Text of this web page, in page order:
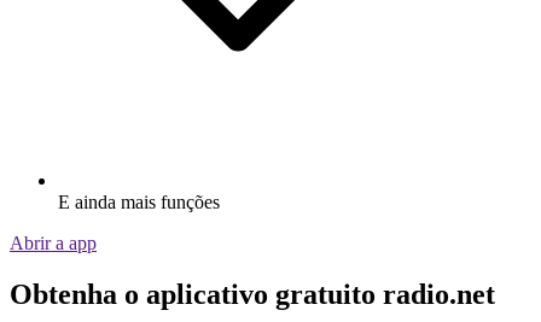
E ainda mais funções
Abrir a app
Obtenha o aplicativo gratuito radio.net